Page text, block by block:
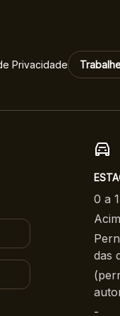
Rock
Privacidade
0 a
das
-